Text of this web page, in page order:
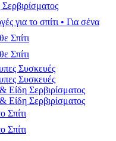
για το σπίτι • Για σένα
Σπίτι
Σπίτι
Συσκευές
Συσκευές
Είδη Σερβιρίσματος
Είδη Σερβιρίσματος
Σπίτι
Σπίτι